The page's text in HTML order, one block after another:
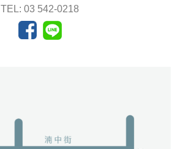
TEL: 03 542-0218